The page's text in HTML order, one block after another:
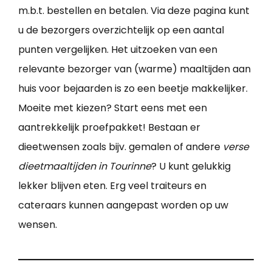
m.b.t. bestellen en betalen. Via deze pagina kunt
u de bezorgers overzichtelijk op een aantal
punten vergelijken. Het uitzoeken van een
relevante bezorger van (warme) maaltijden aan
huis voor bejaarden is zo een beetje makkelijker.
Moeite met kiezen? Start eens met een
aantrekkelijk proefpakket! Bestaan er
dieetwensen zoals bijv. gemalen of andere verse
dieetmaaltijden in Tourinne? U kunt gelukkig
lekker blijven eten. Erg veel traiteurs en
cateraars kunnen aangepast worden op uw
wensen.